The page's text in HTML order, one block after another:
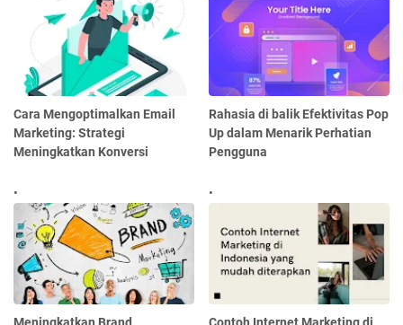
Cara Mengoptimalkan Email
Marketing: Strategi
Meningkatkan Konversi
Rahasia di balik Efektivitas Pop
Up dalam Menarik Perhatian
Pengguna